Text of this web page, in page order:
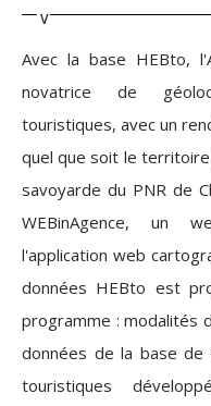
Avec la base HEBto,
novatrice de
touristiques, avec un
quel que soit le
savoyarde du PNR de
WEBinAgence, un
l'application web
données HEBto est
programme : modalités
données de la base de
touristiques